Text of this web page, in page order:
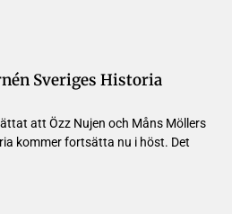
Sveriges Historia
att Özz Nujen och Måns Möllers
kommer fortsätta nu i höst. Det